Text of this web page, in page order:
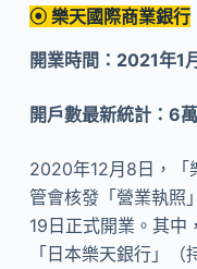
⦿ 樂天國際商業銀行
開業時間：2021年1
開戶數最新統計：6
2020年12月8日，「
管會核發「營業執照
19日正式開業。其中
「日本樂天銀行」